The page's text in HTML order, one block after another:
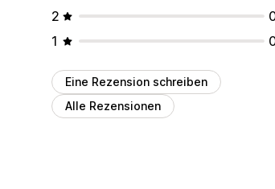
2
1
Eine Rezension schreiben
Alle Rezensionen